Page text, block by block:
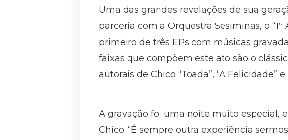
Uma das grandes revelações de sua
parceria com a Orquestra Sesiminas, o
primeiro de três EPs com músicas
faixas que compõem este ato são o
autorais de Chico “Toada”, “A Felicidade” e
A gravação foi uma noite muito especial,
Chico. “É sempre outra experiência